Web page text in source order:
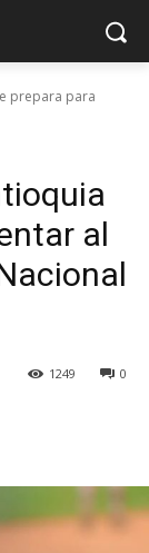
prepara para
al
0
1249